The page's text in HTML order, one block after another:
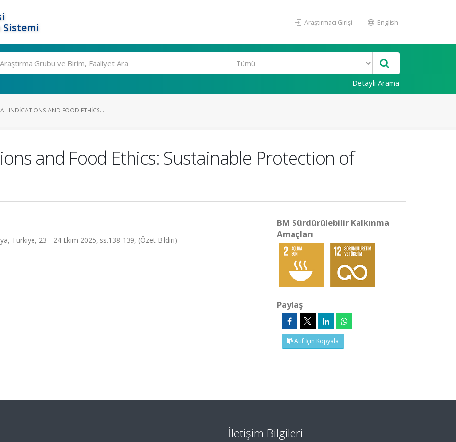
Sistemi
Araştırmacı Girişi English
Detaylı Arama
INDICATIONS AND FOOD ETHICS...
and Food Ethics: Sustainable Protection of
Türkiye, 23 - 24 Ekim 2025, ss.138-139, (Özet Bildiri)
BM Sürdürülebilir Kalkınma
Amaçları
Paylaş
Atıf İçin Kopyala
İletişim Bilgileri